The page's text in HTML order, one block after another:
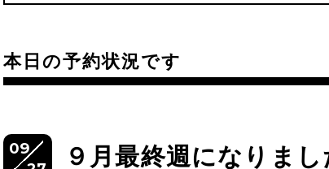
本日の予約状況です
09
９月最終週になりま